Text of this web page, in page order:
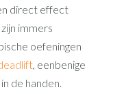
direct effect
immers
oefeningen
, eenbenige
de handen.